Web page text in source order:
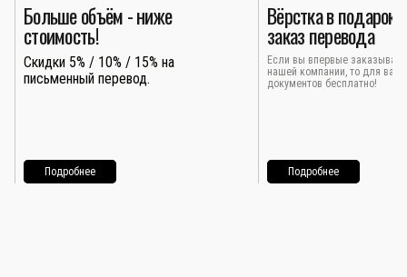
Больше объём - ниже
стоимость!
Скидки 5% / 10% / 15% на
письменный перевод.
Подробнее
Вёрстка в подарок
заказ перевода
Если вы впервые
нашей компании, то для вас
документов бесплатно!
Подробнее